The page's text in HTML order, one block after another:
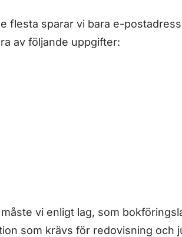
flesta sparar vi bara e-
av följande uppgifter:
vi enligt lag, som
som krävs för redovisning och